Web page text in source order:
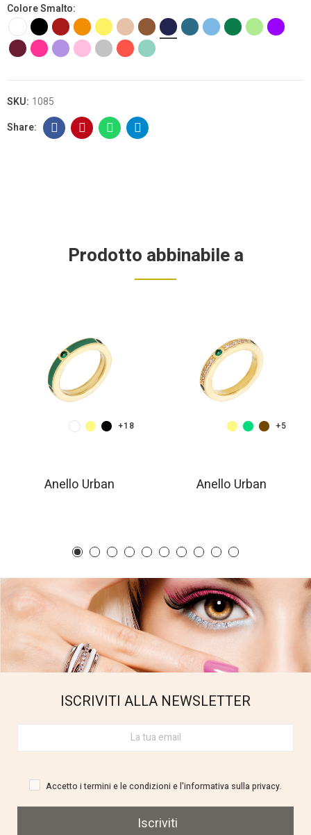
Colore Smalto
SKU: 1085
Prodotto abbinabile a
Anello Urban
+18
Anello Urban
+5
ISCRIVITI ALLA NEWSLETTER
Iscriviti
Accetto i termini e le condizioni e l'informativa sulla privacy.